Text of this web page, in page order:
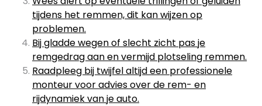
tijdens het remmen, dit kan wijzen op
problemen.
Bij gladde wegen of slecht zicht pas je
remgedrag aan en vermijd plotseling remmen.
Raadpleeg bij twijfel altijd een professionele
monteur voor advies over de rem- en
rijdynamiek van je auto.